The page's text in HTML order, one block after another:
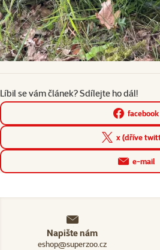
Líbil se vám článek? Sdílejte ho dál!
facebook
x (dříve
e-mail
Napište nám
eshop@superzoo.cz